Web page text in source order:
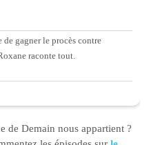
de gagner le procès contre
raconte tout.
de Demain nous appartient ?